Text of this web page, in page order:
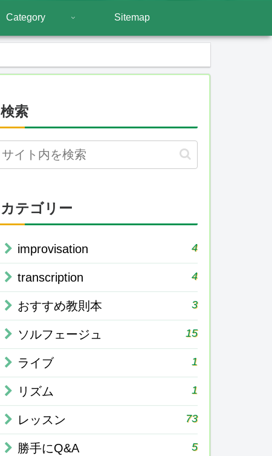
Category Sitemap
検索
カテゴリー
improvisation 4
transcription 4
おすすめ教則本 3
ソルフェージュ 15
ライブ 1
リズム 1
レッスン 73
勝手にQ&A 5